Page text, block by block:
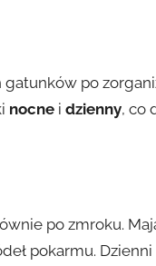
po
nocne i dzienny, co
po zmroku.
pokarmu.